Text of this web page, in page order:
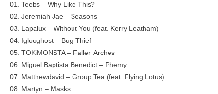
01. Teebs – Why Like This?
02. Jeremiah Jae – $easons
03. Lapalux – Without You (feat. Kerry Leatham)
04. Iglooghost – Bug Thief
05. TOKiMONSTA – Fallen Arches
06. Miguel Baptista Benedict – Phemy
07. Matthewdavid – Group Tea (feat. Flying Lotus)
08. Martyn – Masks